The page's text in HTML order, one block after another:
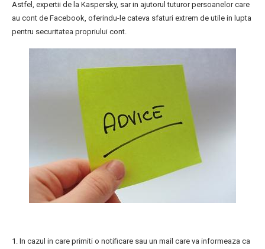
Astfel, expertii de la Kaspersky, sar in ajutorul tuturor persoanelor care
au cont de Facebook, oferindu-le cateva sfaturi extrem de utile in lupta
pentru securitatea propriului cont.
1. In cazul in care primiti o notificare sau un mail care va informeaza ca